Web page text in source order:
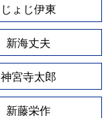
じょじ伊東
新海丈夫
神宮寺太郎
新藤栄作